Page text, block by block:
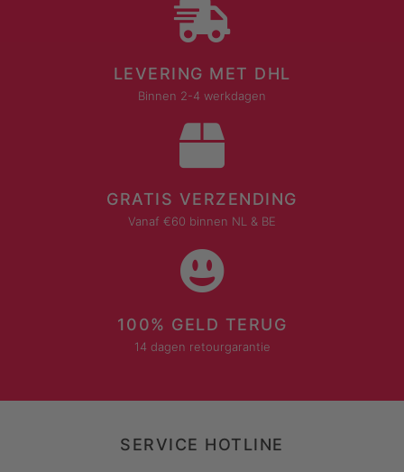
LEVERING MET DHL
Binnen 2-4 werkdagen
GRATIS VERZENDING
Vanaf €60 binnen NL & BE
100% GELD TERUG
14 dagen retourgarantie
SERVICE HOTLINE